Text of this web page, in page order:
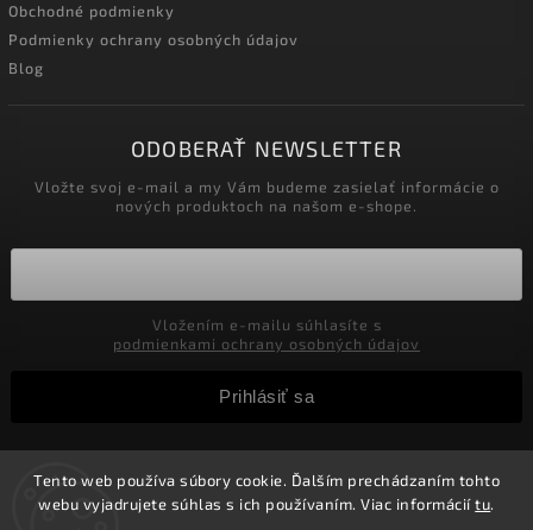
Tento web používa súbory cookie. Ďalším prechádzaním tohto
webu vyjadrujete súhlas s ich používaním. Viac informáciítu.
Obchodné podmienky
Podmienky ochrany osobných údajov
Blog
ODOBERAŤ NEWSLETTER
Vložte svoj e-mail a my Vám budeme zasielať informácie o
nových produktoch na našom e-shope.
podmienkami ochrany osobných údajov
Prihlásiť sa
Copyright 2026 Velkoobchod-salony.sk. Všetky práva
vyhradené.